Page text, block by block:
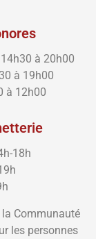
à 20h00
à 19h00
à 12h00
18h
Communauté
les personnes